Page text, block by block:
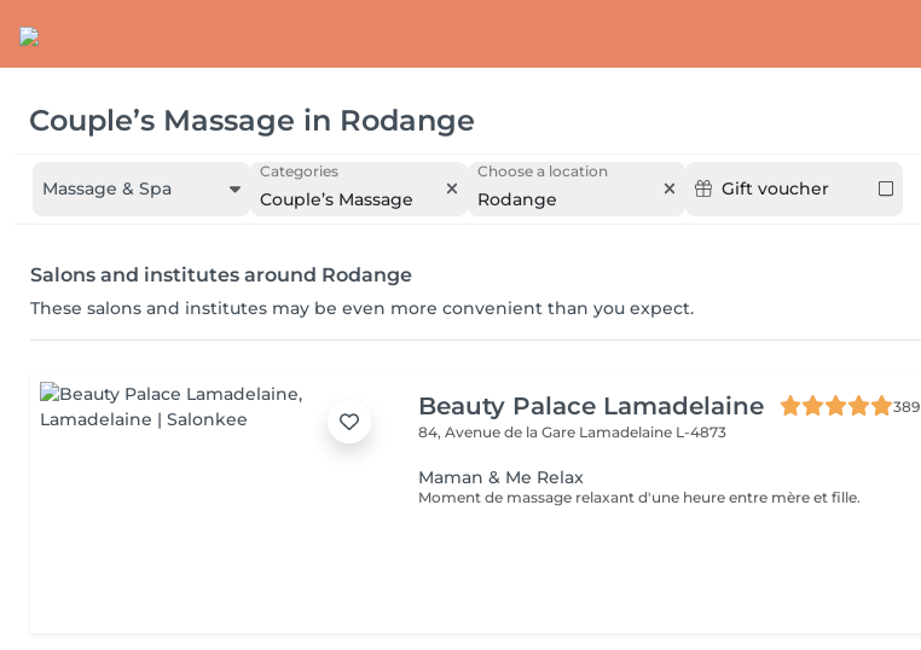
Couple’s Massage in Rodange
Massage & Spa
Categories
Couple’s Massage
Choose a location
Rodange Gift voucher
Salons and institutes around Rodange
These salons and institutes may be even more convenient than you expect.
Beauty Palace Lamadelaine
389
84, Avenue de la Gare Lamadelaine L-4873
Maman & Me Relax
Moment de massage relaxant d'une heure entre mère et fille.